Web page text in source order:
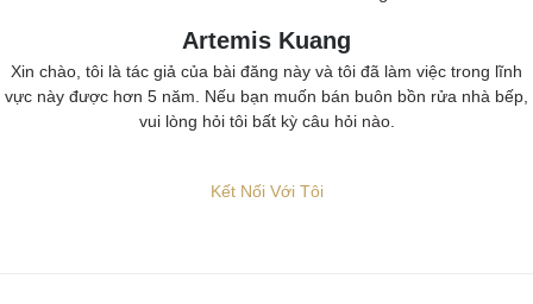
Artemis Kuang
Xin chào, tôi là tác giả của bài đăng này và tôi đã làm việc trong lĩnh
vực này được hơn 5 năm. Nếu bạn muốn bán buôn bồn rửa nhà bếp,
vui lòng hỏi tôi bất kỳ câu hỏi nào.
Kết Nối Với Tôi